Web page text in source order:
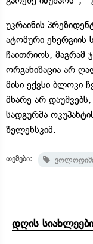
უკრაინის
ატომური ენერგიის
ჩაითრიოს, მაგრამ
ორგანიზაცია არ
მისი ექვსი ბლოკი
მხარე არ
სადგურმა
ზელენსკიმ.
თემები:
დღის სიახლეები